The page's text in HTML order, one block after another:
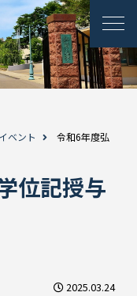
イベント
令和6年度弘
位記授与
2025.03.24